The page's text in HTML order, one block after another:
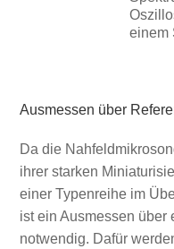
einem
Ausmessen über
Da die
ihrer starken
einer Typenreihe im
ist ein Ausmessen über
notwendig. Dafür